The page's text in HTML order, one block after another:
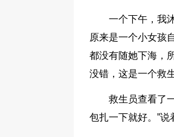
一个下午，我
原来是一个小女孩
都没有随她下海，
没错，这是一个救
救生员查看了
包扎一下就好。”